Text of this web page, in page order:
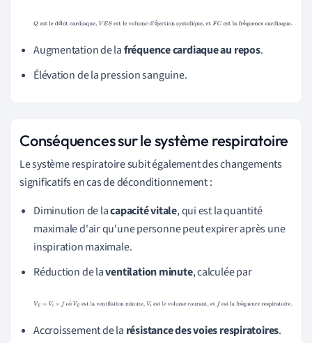
é é é
Qest le débit cardiaque,VESest le volume d'éjection
Augmentation de lafréquence cardiaque au repos.
Élévation de la pression sanguine.
Conséquences sur le système respiratoire
Le système respiratoire subit également des changements
significatifs en cas de déconditionnement :
Diminution de lacapacité vitale, qui est la quantité
maximale d'air qu'une personne peut expirer après une
inspiration maximale.
Réduction de laventilation minute, calculée par
ù é
VE=Vt×foùVEest la ventilation minute, Vtest le volume
Accroissement de la résistance des voies respiratoires.